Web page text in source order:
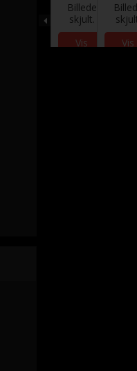
Billede
skjult.
Vis
Vis